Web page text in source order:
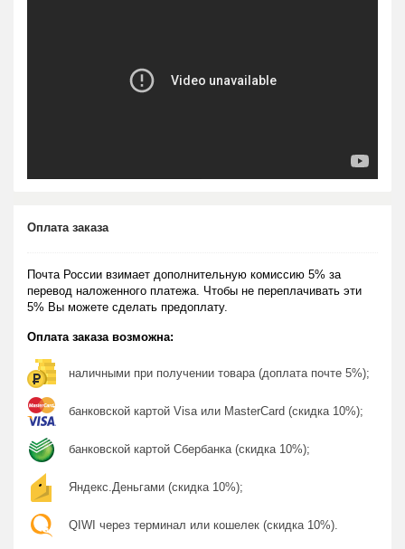
Оплата заказа
Почта России взимает дополнительную комиссию 5% за
перевод наложенного платежа. Чтобы не переплачивать эти
5% Вы можете сделать предоплату.
Оплата заказа возможна:
наличными при получении товара (доплата почте 5%);
банковской картой Visa или MasterCard (скидка 10%);
банковской картой Сбербанка (скидка 10%);
Яндекс.Деньгами (скидка 10%);
QIWI через терминал или кошелек (скидка 10%).